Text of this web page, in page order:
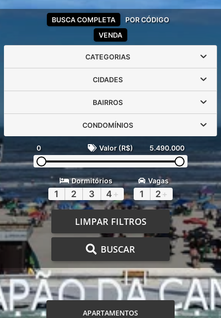
VENDA
BUSCA COMPLETA POR CÓDIGO
CATEGORIAS
CIDADES
BAIRROS
CONDOMÍNIOS
0 Valor (R$) 5.490.000
Dormitórios
1 2 3 4 +
Vagas
1 2 +
LIMPAR FILTROS
BUSCAR
APARTAMENTOS